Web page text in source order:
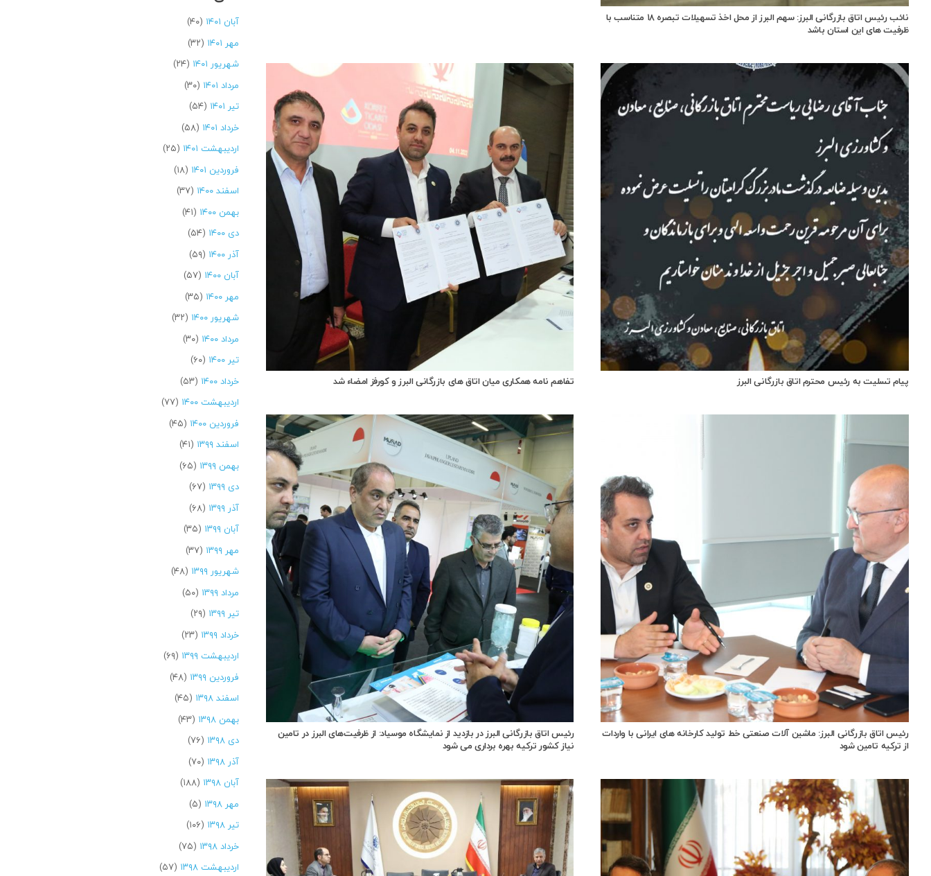
نائب رئیس اتاق بازرگانی البرز: سهم البرز از محل اخذ تسهیلات تبصره ۱۸ متناسب با
ظرفیت های این استان باشد
پیام تسلیت به رئیس محترم اتاق بازرگانی البرز تفاهم نامه همکاری میان اتاق های بازرگانی البرز و کورفز امضاء شد
رئیس اتاق بازرگانی البرز: ماشین آلات صنعتی خط تولید کارخانه های ایرانی با واردات
از ترکیه تامین شود
رئیس اتاق بازرگانی البرز در بازدید از نمایشگاه موسیاد: از ظرفیت‌های البرز در تامین
نیاز کشور ترکیه بهره برداری می شود
آبان ۱۴۰۱
(۴۰)
مهر ۱۴۰۱
(۳۲)
شهریور ۱۴۰۱
(۲۴)
مرداد ۱۴۰۱
(۳۰)
تیر ۱۴۰۱
(۵۴)
خرداد ۱۴۰۱
(۵۸)
اردیبهشت ۱۴۰۱
(۲۵)
فروردین ۱۴۰۱
(۱۸)
اسفند ۱۴۰۰
(۳۷)
بهمن ۱۴۰۰
(۴۱)
دی ۱۴۰۰
(۵۴)
آذر ۱۴۰۰
(۵۹)
آبان ۱۴۰۰
(۵۷)
مهر ۱۴۰۰
(۳۵)
شهریور ۱۴۰۰
(۳۲)
مرداد ۱۴۰۰
(۳۰)
تیر ۱۴۰۰
(۶۰)
خرداد ۱۴۰۰
(۵۳)
اردیبهشت ۱۴۰۰
(۷۷)
فروردین ۱۴۰۰
(۴۵)
اسفند ۱۳۹۹
(۴۱)
بهمن ۱۳۹۹
(۶۵)
دی ۱۳۹۹
(۶۷)
آذر ۱۳۹۹
(۶۸)
آبان ۱۳۹۹
(۳۵)
مهر ۱۳۹۹
(۳۷)
شهریور ۱۳۹۹
(۴۸)
مرداد ۱۳۹۹
(۵۰)
تیر ۱۳۹۹
(۲۹)
خرداد ۱۳۹۹
(۲۳)
اردیبهشت ۱۳۹۹
(۶۹)
فروردین ۱۳۹۹
(۴۸)
اسفند ۱۳۹۸
(۴۵)
بهمن ۱۳۹۸
(۴۳)
دی ۱۳۹۸
(۷۶)
آذر ۱۳۹۸
(۷۰)
آبان ۱۳۹۸
(۱۸۸)
مهر ۱۳۹۸
(۵)
تیر ۱۳۹۸
(۱۰۶)
خرداد ۱۳۹۸
(۷۵)
اردیبهشت ۱۳۹۸
(۵۷)